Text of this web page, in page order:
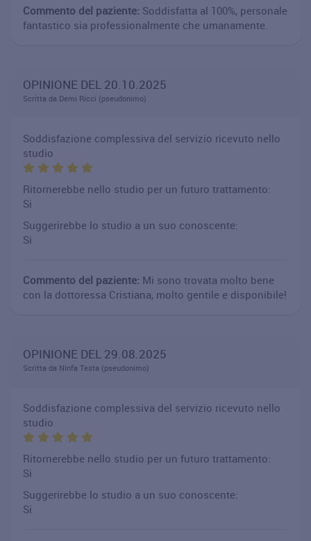
Commento del paziente: Soddisfatta al 100%, personale
fantastico sia professionalmente che umanamente.
OPINIONE DEL 20.10.2025
Scritta da Demi Ricci (pseudonimo)
Soddisfazione complessiva del servizio ricevuto nello
studio
Ritornerebbe nello studio per un futuro trattamento:
Si
Suggerirebbe lo studio a un suo conoscente:
Si
Commento del paziente: Mi sono trovata molto bene
con la dottoressa Cristiana, molto gentile e disponibile!
OPINIONE DEL 29.08.2025
Scritta da Ninfa Testa (pseudonimo)
Soddisfazione complessiva del servizio ricevuto nello
studio
Ritornerebbe nello studio per un futuro trattamento:
Si
Suggerirebbe lo studio a un suo conoscente:
Si